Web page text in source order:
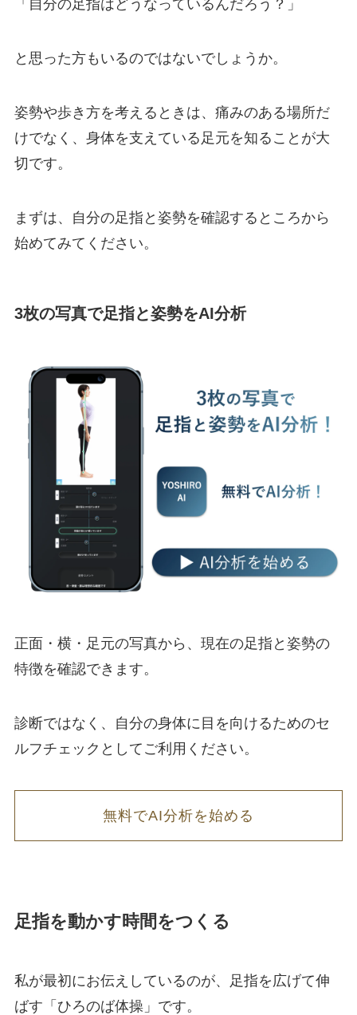
「自分の足指はどうなっているんだろう？」
と思った方もいるのではないでしょうか。
姿勢や歩き方を考えるときは、痛みのある場所だ
けでなく、身体を支えている足元を知ることが大
切です。
まずは、自分の足指と姿勢を確認するところから
始めてみてください。
3枚の写真で足指と姿勢をAI分析
正面・横・足元の写真から、現在の足指と姿勢の
特徴を確認できます。
診断ではなく、自分の身体に目を向けるためのセ
ルフチェックとしてご利用ください。
無料でAI分析を始める
足指を動かす時間をつくる
私が最初にお伝えしているのが、足指を広げて伸
ばす「ひろのば体操」です。